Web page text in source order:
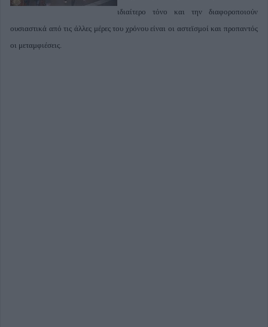
ιδιαίτερο τόνο και την διαφοροποιούν
ουσιαστικά από τις άλλες μέρες του χρόνου είναι οι αστεϊσμοί και προπαντός
οι μεταμφιέσεις.